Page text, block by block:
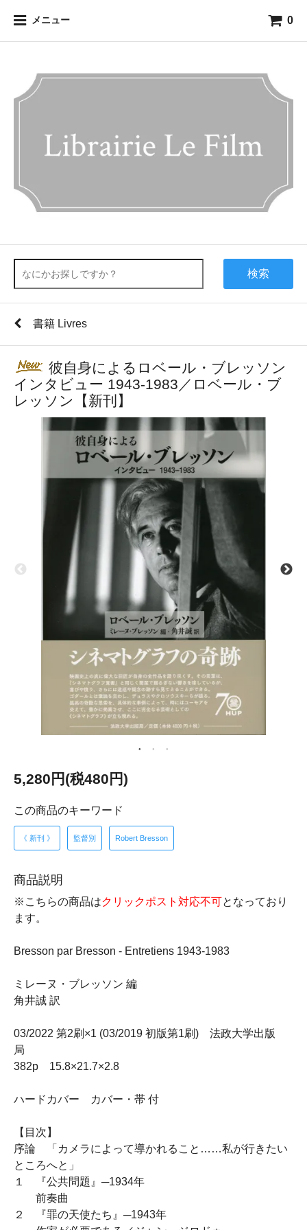
メニュー 0
検索
書籍 Livres
彼自身によるロベール・ブレッソン
インタビュー 1943-1983／ロベール・ブ
レッソン【新刊】
5,280円(税480円)
この商品のキーワード
《 新刊 》 監督別 Robert Bresson
商品説明
※こちらの商品はクリックポスト対応不可となっており
ます。
Bresson par Bresson - Entretiens 1943-1983
ミレーヌ・ブレッソン 編
角井誠 訳
03/2022 第2刷×1 (03/2019 初版第1刷) 法政大学出版
局
382p 15.8×21.7×2.8
ハードカバー カバー・帯 付
【目次】
序論 「カメラによって導かれること……私が行きたい
ところへと」
１ 『公共問題』─1934年
前奏曲
２ 『罪の天使たち』─1943年